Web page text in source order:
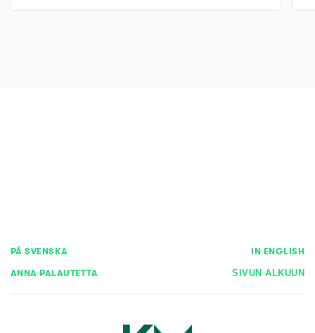
PÅ SVENSKA IN ENGLISH
ANNA PALAUTETTA SIVUN ALKUUN